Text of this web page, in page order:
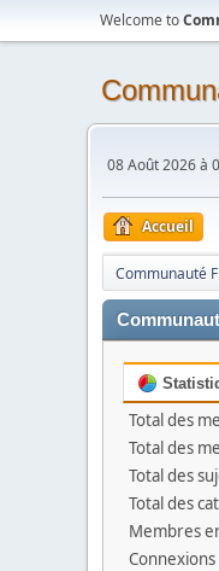
Welcome to
08 Août 2026 à
Accueil
Communauté
Total des
Total des
Total des
Total des
Membres